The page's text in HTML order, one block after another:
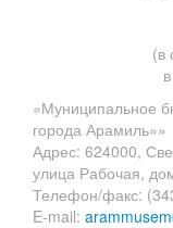
(в
«Муниципальное
города Арамиль»»
Адрес: 624000,
улица Рабочая,
Телефон/факс:
E-mail: